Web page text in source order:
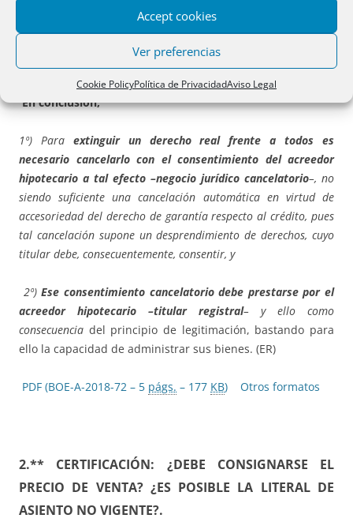
Accept cookies
Ver preferencias
Cookie PolicyPolítica de PrivacidadAviso Legal
se desprende que
un crédito hipotecario extinguido por pago es siempre
necesaria una escritura pública más el consentimiento
del acreedor a tal efecto.
En conclusión,
1º) Para extinguir un derecho real frente a todos es
necesario cancelarlo con el consentimiento del acreedor
hipotecario a tal efecto –negocio jurídico cancelatorio–, no
siendo suficiente una cancelación automática en virtud de
accesoriedad del derecho de garantía respecto al crédito, pues
tal cancelación supone un desprendimiento de derechos, cuyo
titular debe, consecuentemente, consentir, y
2º)Ese consentimiento cancelatorio debe prestarse por el
acreedor hipotecario –titular registral– y ello como
consecuencia del principio de legitimación, bastando para
ello la capacidad de administrar sus bienes. (ER)
PDF (BOE-A-2018-72 – 5 págs. – 177 KB) Otros formatos
2.** CERTIFICACIÓN: ¿DEBE CONSIGNARSE EL
PRECIO DE VENTA? ¿ES POSIBLE LA LITERAL DE
ASIENTO NO VIGENTE?.